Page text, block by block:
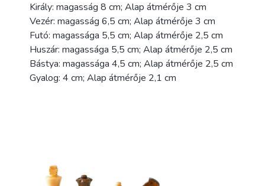
Király: magasság 8 cm; Alap átmérője 3 cm
Vezér: magasság 6,5 cm; Alap átmérője 3 cm
Futó: magassága 5,5 cm; Alap átmérője 2,5 cm
Huszár: magassága 5,5 cm; Alap átmérője 2,5 cm
Bástya: magassága 4,5 cm; Alap átmérője 2,5 cm
Gyalog: 4 cm; Alap átmérője 2,1 cm